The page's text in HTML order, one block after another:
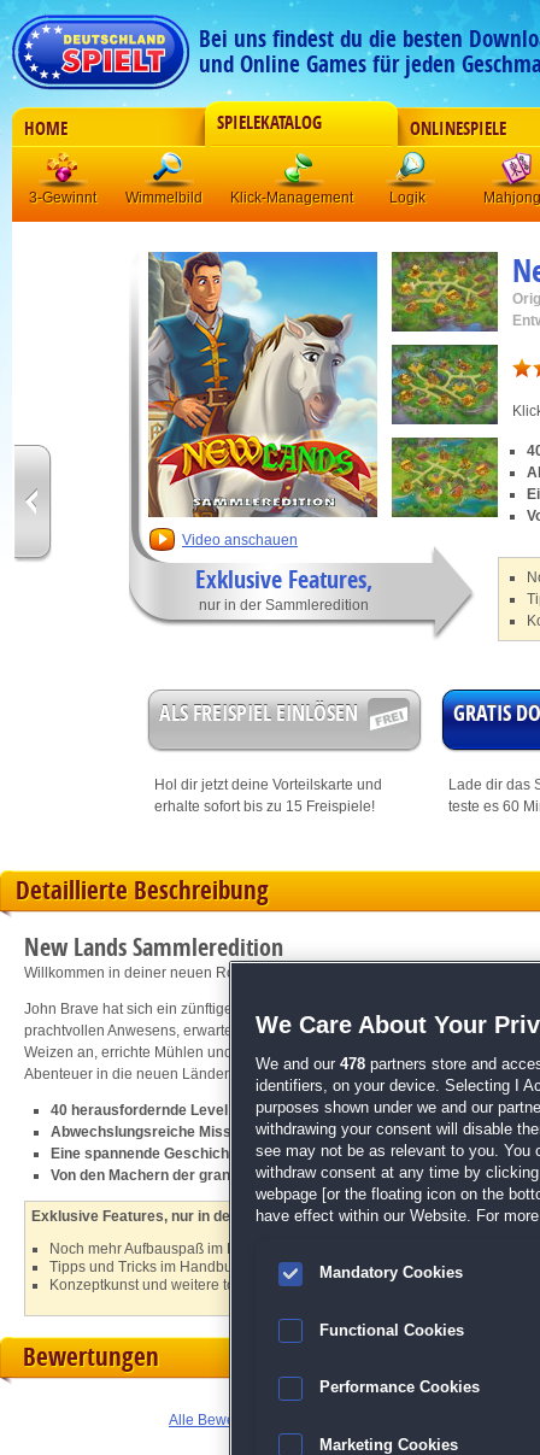
Bei uns findest du die besten
und Online Games für jeden
HOME SPIELEKATALOG ONLINESPIELE
3-Gewinnt Wimmelbild Klick-Management Logik Mahjong
Video anschauen
Exklusive Features,
nur in der Sammleredition
ALS FREISPIEL EINLÖSEN
Hol dir jetzt deine Vorteilskarte und
erhalte sofort bis zu 15 Freispiele!
GRATIS
Lade dir das
teste es 60
Detaillierte Beschreibung
New Lands Sammleredition
Willkommen in deiner neuen Rolle als Nachwuchslandbesitzer!
John Brave hat sich ein zünftiges Landhaus gekauft! Doch offensichtlich
prachtvollen Anwesens, erwarteten ihn brache Felder und Türen und Fenster,
Weizen an, errichte Mühlen und grabe Minen, um das Anwesen
Abenteuer in die neuen Ländereien vordringst, desto spannender werden
40 herausfordernde Level
Abwechslungsreiche Missionen
Eine spannende Geschichte
Von den Machern der grandiosenArgonauts Agency-Reihe
Exklusive Features, nur in der Sammleredition:
Noch mehr Aufbauspaß im Bonuskapitel
Tipps und Tricks im Handbuch
Konzeptkunst und weitere tolle Extras
Bewertungen
Alle Bewertungen anzeigen
We Care About Your
We and our 478 partners store and
identifiers, on your device. Selecting I
purposes shown under we and our
withdrawing your consent will disable
see may not be as relevant to you. You
withdraw consent at any time by
webpage [or the floating icon on the
have effect within our Website. For
Mandatory Cookies
Functional Cookies
Performance Cookies
Marketing Cookies